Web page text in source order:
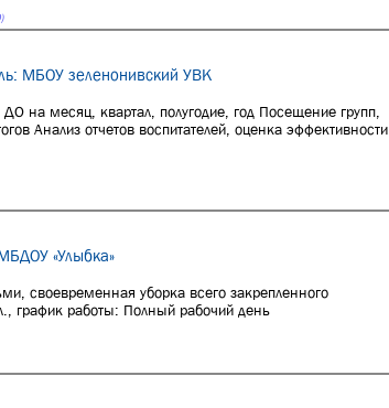
МБОУ зеленонивский УВК
на месяц, квартал, полугодие, год Посещение групп,
Анализ отчетов воспитателей, оценка эффективности
«Улыбка»
своевременная уборка всего закрепленного
график работы: Полный рабочий день